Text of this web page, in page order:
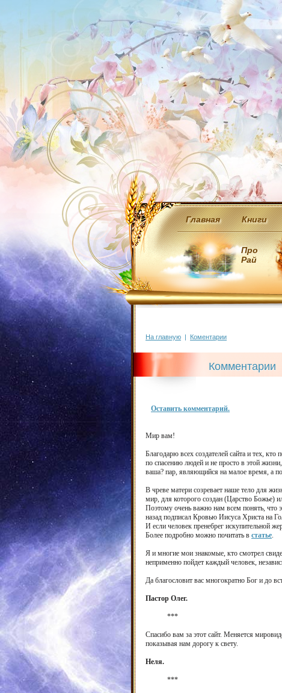
Главная Книги
Про
Рай
На главную | Коментарии
Комментарии
Оставить комментарий.
Мир вам!
Благодарю всех создателей сайта и тех,
по спасению людей и не просто в этой
ваша? пар, являющийся на малое время, а
В чреве матери созревает наше тело для
мир, для которого создан (Царство Божье)
Поэтому очень важно нам всем понять, что
назад подписал Кровью Иисуса Христа на
И если человек пренебрег искупительной
Более подробно можно почитать в статье.
Я и многие мои знакомые, кто смотрел
неприменно пойдет каждый человек,
Да благословит вас многократно Бог и до
Пастор Олег.
***
Спасибо вам за этот сайт. Меняется
показывая нам дорогу к свету.
Неля.
***